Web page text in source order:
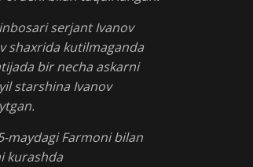
serjant Ivanov
shaxrida kutilmaganda
bir necha askarni
starshina Ivanov
maydagi Farmoni bilan
kurashda